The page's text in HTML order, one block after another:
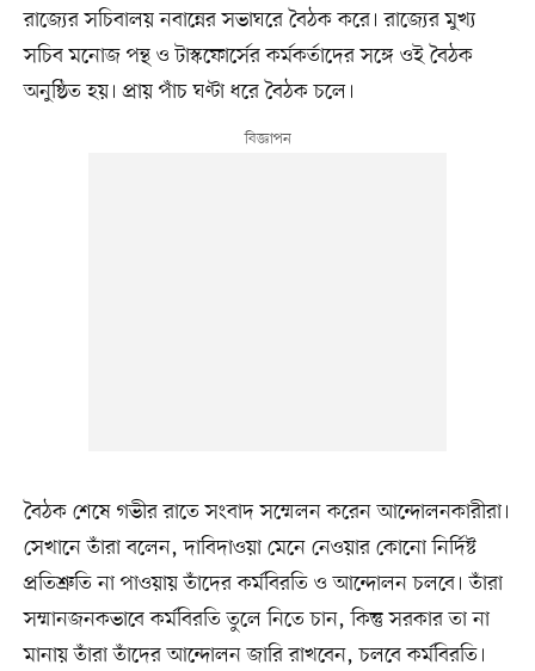
রাজ্যের সচিবালয় নবান্নের সভাঘরে বৈঠক করে। রাজ্যের মুখ্য
সচিব মনোজ পন্থ ও টাস্কফোর্সের কর্মকর্তাদের সঙ্গে ওই বৈঠক
অনুষ্ঠিত হয়। প্রায় পাঁচ ঘণ্টা ধরে বৈঠক চলে।
বৈঠক শেষে গভীর রাতে সংবাদ সম্মেলন করেন আন্দোলনকারীরা।
সেখানে তাঁরা বলেন, দাবিদাওয়া মেনে নেওয়ার কোনো নির্দিষ্ট
প্রতিশ্রুতি না পাওয়ায় তাঁদের কর্মবিরতি ও আন্দোলন চলবে। তাঁরা
সম্মানজনকভাবে কর্মবিরতি তুলে নিতে চান, কিন্তু সরকার তা না
মানায় তাঁরা তাঁদের আন্দোলন জারি রাখবেন, চলবে কর্মবিরতি।